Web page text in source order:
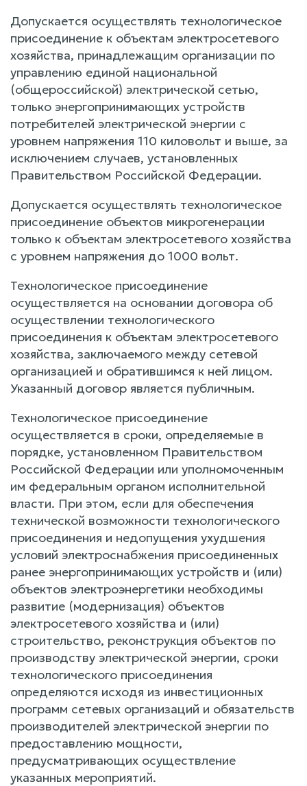
Допускается осуществлять технологическое
присоединение к объектам электросетевого
хозяйства, принадлежащим организации по
управлению единой национальной
(общероссийской) электрической сетью,
только энергопринимающих устройств
потребителей электрической энергии с
уровнем напряжения 110 киловольт и выше, за
исключением случаев, установленных
Правительством Российской Федерации.
Допускается осуществлять технологическое
присоединение объектов микрогенерации
только к объектам электросетевого хозяйства
с уровнем напряжения до 1000 вольт.
Технологическое присоединение
осуществляется на основании договора об
осуществлении технологического
присоединения к объектам электросетевого
хозяйства, заключаемого между сетевой
организацией и обратившимся к ней лицом.
Указанный договор является публичным.
Технологическое присоединение
осуществляется в сроки, определяемые в
порядке, установленном Правительством
Российской Федерации или уполномоченным
им федеральным органом исполнительной
власти. При этом, если для обеспечения
технической возможности технологического
присоединения и недопущения ухудшения
условий электроснабжения присоединенных
ранее энергопринимающих устройств и (или)
объектов электроэнергетики необходимы
развитие (модернизация) объектов
электросетевого хозяйства и (или)
строительство, реконструкция объектов по
производству электрической энергии, сроки
технологического присоединения
определяются исходя из инвестиционных
программ сетевых организаций и обязательств
производителей электрической энергии по
предоставлению мощности,
предусматривающих осуществление
указанных мероприятий.